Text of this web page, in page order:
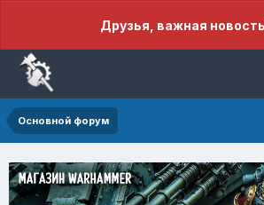
Друзья, важная
Основной форум